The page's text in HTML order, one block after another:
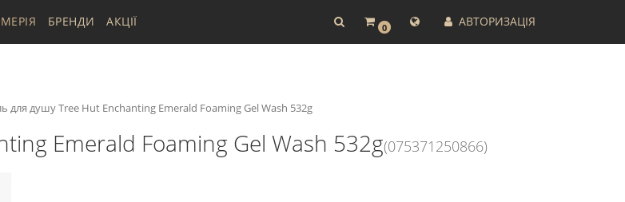
0 АВТОРИЗАЦІЯ
БРЕНДИ АКЦІЇ
для душу Tree Hut Enchanting Emerald Foaming Gel Wash 532g
Emerald Foaming Gel Wash 532g(075371250866)